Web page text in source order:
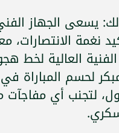
يسعى الجهاز
نغمة الانتصارات،
العالية لخط
لحسم المباراة في
لتجنب أي مفاجآت